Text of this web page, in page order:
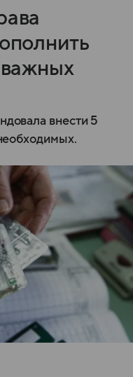
внести 5